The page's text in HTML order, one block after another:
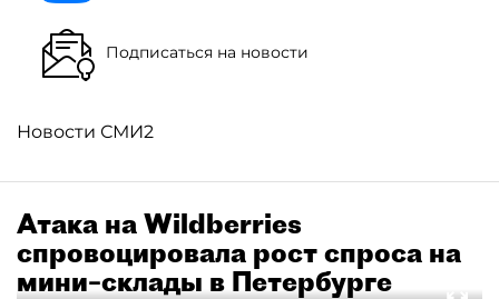
Подписаться на новости
Новости СМИ2
Атака на Wildberries
спровоцировала рост спроса на
мини–склады в Петербурге